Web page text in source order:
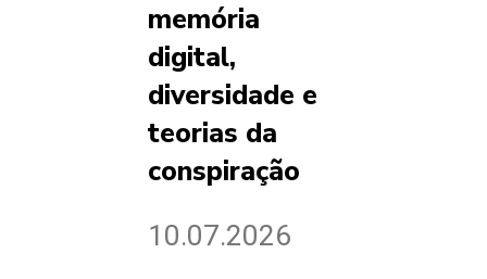
memória
digital,
diversidade e
teorias da
conspiração
10.07.2026